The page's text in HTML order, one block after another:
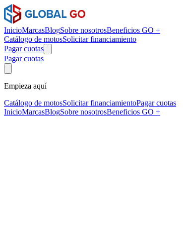
InicioMarcasBlogSobre nosotrosBeneficios GO +
Catálogo de motosSolicitar financiamiento
Pagar cuotas
Pagar cuotas
Empieza aquí
Catálogo de motosSolicitar financiamientoPagar cuotas
InicioMarcasBlogSobre nosotrosBeneficios GO +